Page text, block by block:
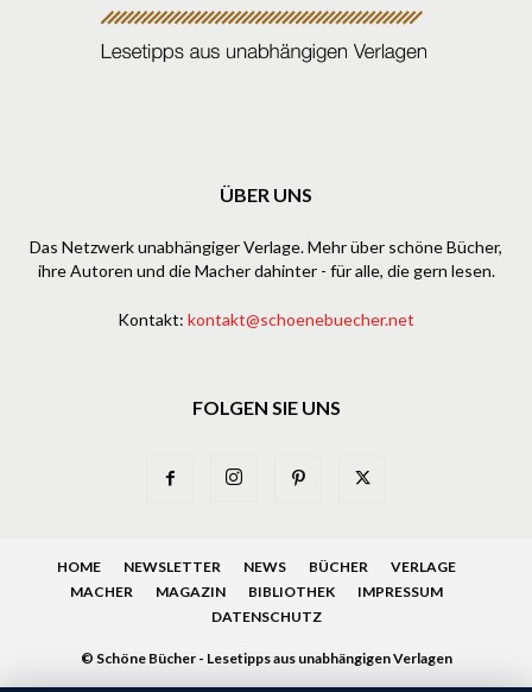
ÜBER UNS
Das Netzwerk unabhängiger Verlage. Mehr über schöne Bücher,
ihre Autoren und die Macher dahinter - für alle, die gern lesen.
Kontakt: kontakt@schoenebuecher.net
FOLGEN SIE UNS
HOME NEWSLETTER NEWS BÜCHER
VERLAGE
MACHER
MAGAZIN BIBLIOTHEK
IMPRESSUM
DATENSCHUTZ
© Schöne Bücher - Lesetipps aus unabhängigen Verlagen